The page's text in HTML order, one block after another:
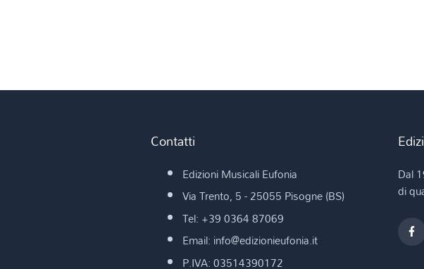
Contatti
Edizioni Musicali Eufonia
Via Trento, 5 - 25055 Pisogne (BS)
Tel: +39 0364 87069
Email: info@edizionieufonia.it
P.IVA: 03514390172
Dal
di